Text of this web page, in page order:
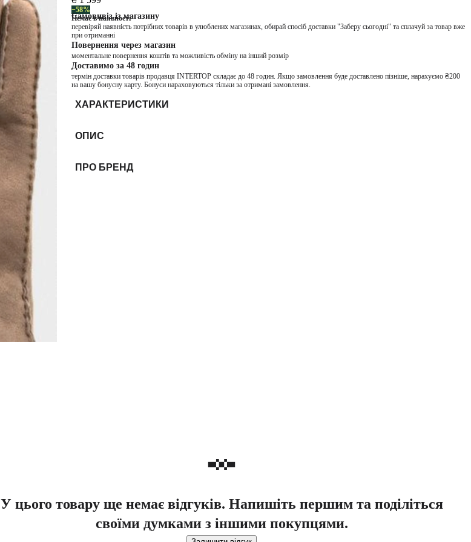
−58%
Немає в наявності
Самовивіз із магазину
перевіряй наявність потрібних товарів в улюблених магазинах, обирай спосіб доставки "Заберу сьогодні" та сплачуй за товар вже
при отриманні
Повернення через магазин
моментальне повернення коштів та можливість обміну на інший розмір
Доставимо за 48 годин
термін доставки товарів продавця INTERTOP складає до 48 годин. Якщо замовлення буде доставлено пізніше, нарахуємо ₴200
на вашу бонусну карту. Бонуси нараховуються тільки за отримані замовлення.
ХАРАКТЕРИСТИКИ
ОПИС
ПРО БРЕНД
У цього товару ще немає відгуків. Напишіть першим та поділіться
своїми думками з іншими покупцями.